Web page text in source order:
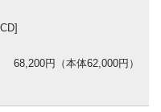
68,200円（本体62,000円）